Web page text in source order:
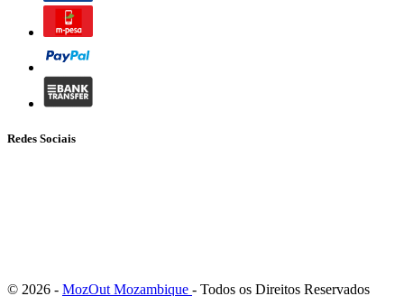
Redes Sociais
© 2026 - MozOut Mozambique - Todos os Direitos Reservados